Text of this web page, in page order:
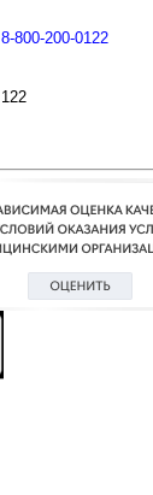
8-800-200-0122
122